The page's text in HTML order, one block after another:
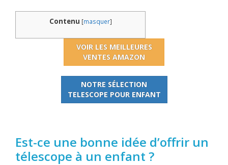
Contenu [masquer]
VOIR LES MEILLEURES
VENTES AMAZON
NOTRE SÉLECTION
TELESCOPE POUR ENFANT
Est-ce une bonne idée d’offrir un
télescope à un enfant ?